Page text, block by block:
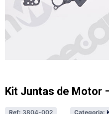
Kit Juntas de Motor
Ref: 3804-002 Categoria: